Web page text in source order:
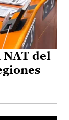
del